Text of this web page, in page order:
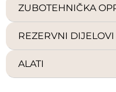
ZUBOTEHNIČKA
REZERVNI DIJELOVI
ALATI